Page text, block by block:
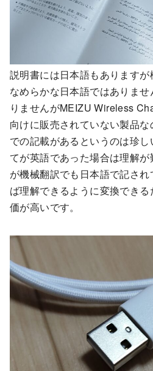
説明書には日本語もありますが
なめらかな日本語ではありま
りませんがMEIZU Wireless
向けに販売されていない製品
での記載があるというのは珍
てが英語であった場合は理解
が機械翻訳でも日本語で記さ
ば理解できるように変換でき
価が高いです。